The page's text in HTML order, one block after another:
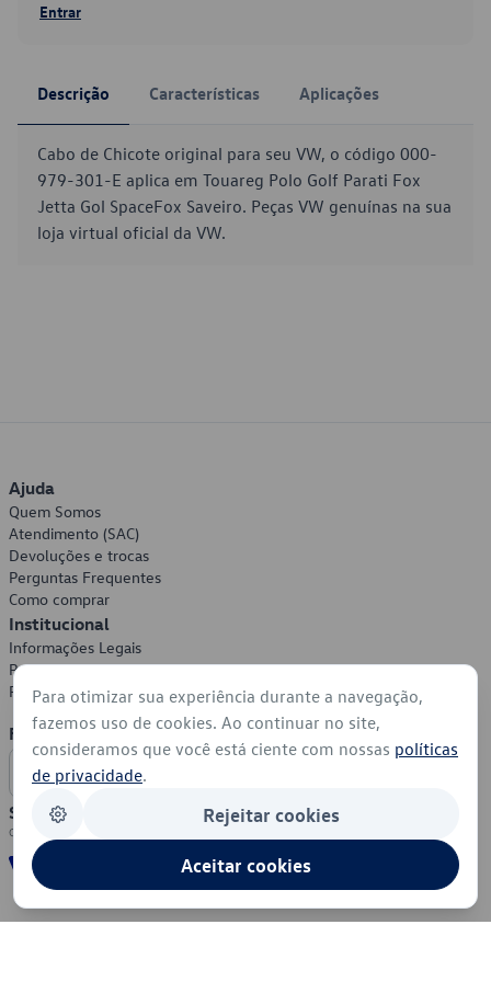
Entrar
Descrição Características Aplicações
Cabo de Chicote original para seu VW, o código 000-
979-301-E aplica em Touareg Polo Golf Parati Fox
Jetta Gol SpaceFox Saveiro. Peças VW genuínas na sua
loja virtual oficial da VW.
Ajuda
Quem Somos
Atendimento (SAC)
Devoluções e trocas
Perguntas Frequentes
Como comprar
Institucional
Informações Legais
Política de Privacidade
Política de Cookies
Formas de Pagamento
Segurança
Para otimizar sua experiência durante a navegação,
fazemos uso de cookies. Ao continuar no site,
consideramos que você está ciente com nossas políticas
de privacidade.
Rejeitar cookies
Aceitar cookies